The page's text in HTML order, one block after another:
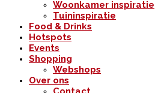
Woonkamer inspiratie
Tuininspiratie
Food & Drinks
Hotspots
Events
Shopping
Webshops
Over ons